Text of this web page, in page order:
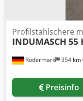
Rödermark 354 km
Profilstahlschere
INDUMASCH 55
Preisinfo